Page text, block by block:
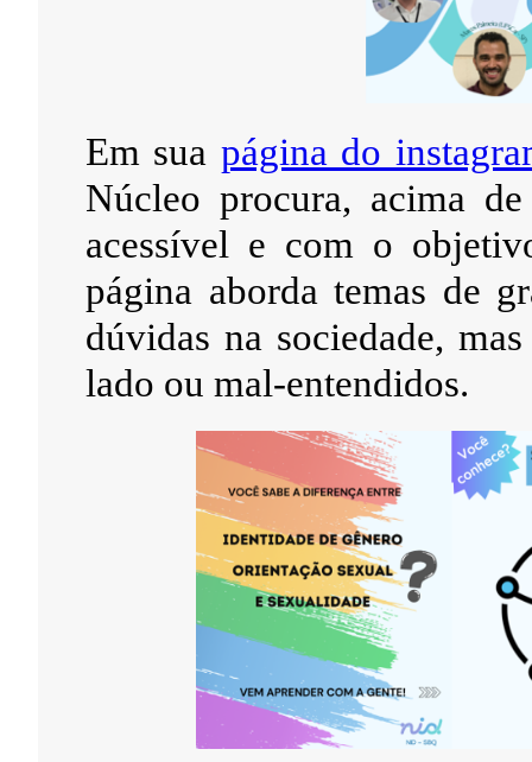
Em sua página do
Núcleo procura, acima
acessível e com o
página aborda temas de
dúvidas na sociedade,
lado ou mal-entendidos.